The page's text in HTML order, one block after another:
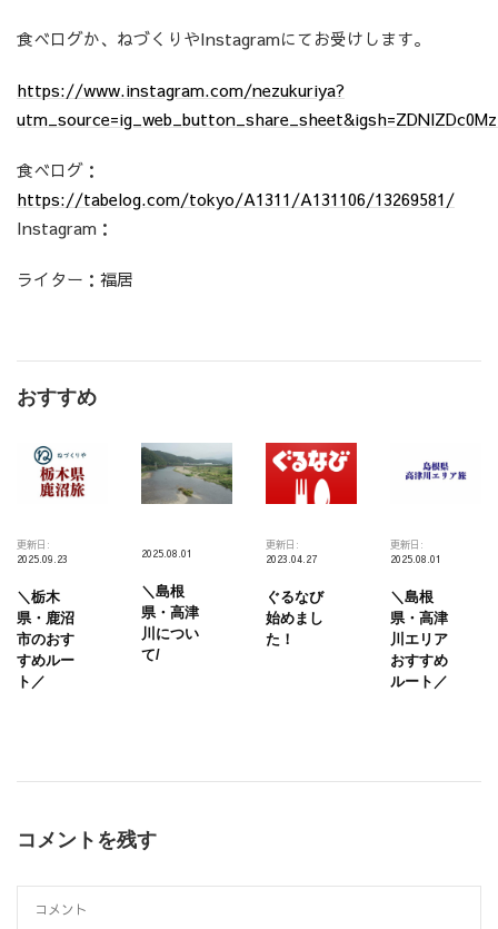
食べログか、ねづくりやInstagramにてお受けします。
https://www.instagram.com/nezukuriya?
食べログ：
https://tabelog.com/tokyo/A1311/A131106/13269581/
Instagram：
ライター：福居
おすすめ
更新日:
2025.09.23
＼栃木
県・鹿沼
市のおす
すめルー
ト／
2025.08.01
＼島根
県・高津
川につい
て/
更新日:
2023.04.27
ぐるなび
始めまし
た！
更新日:
2025.08.01
＼島根
県・高津
川エリア
おすすめ
ルート／
コメントを残す